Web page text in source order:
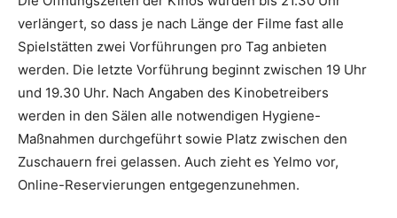
verlängert, so dass je nach Länge der Filme fast alle
Spielstätten zwei Vorführungen pro Tag anbieten
werden. Die letzte Vorführung beginnt zwischen 19 Uhr
und 19.30 Uhr. Nach Angaben des Kinobetreibers
werden in den Sälen alle notwendigen Hygiene-
Maßnahmen durchgeführt sowie Platz zwischen den
Zuschauern frei gelassen. Auch zieht es Yelmo vor,
Online-Reservierungen entgegenzunehmen.